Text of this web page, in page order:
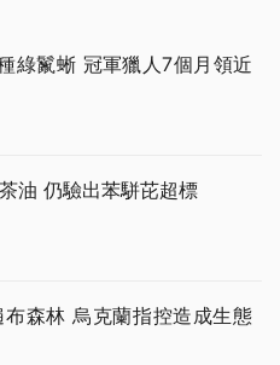
綠鬣蜥 冠軍獵人7個月領近
油 仍驗出苯駢芘超標
森林 烏克蘭指控造成生態